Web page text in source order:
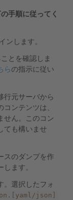
手順に従ってく
ンします。
とを確認しま
らの指示に従い
行元サーバから
ンテンツは、
せん。このコン
ても構いませ
スのダンプを作
ます。
。選択したフォ
json]